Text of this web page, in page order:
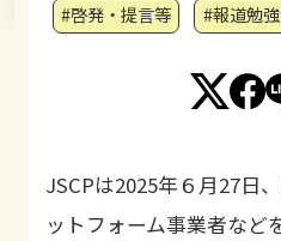
#啓発・提言等 #報道勉
JSCPは2025年６月27日
ットフォーム事業者など